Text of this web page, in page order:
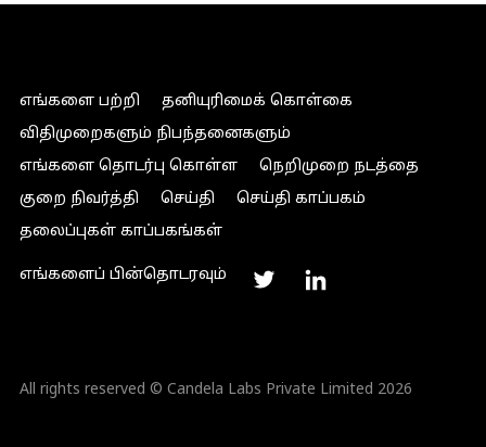
எங்களை பற்றி
தனியுரிமைக் கொள்கை
விதிமுறைகளும் நிபந்தனைகளும்
எங்களை தொடர்பு கொள்ள
நெறிமுறை நடத்தை
குறை நிவர்த்தி
செய்தி
செய்தி காப்பகம்
தலைப்புகள் காப்பகங்கள்
எங்களைப் பின்தொடரவும்
All rights reserved © Candela Labs Private Limited 2026